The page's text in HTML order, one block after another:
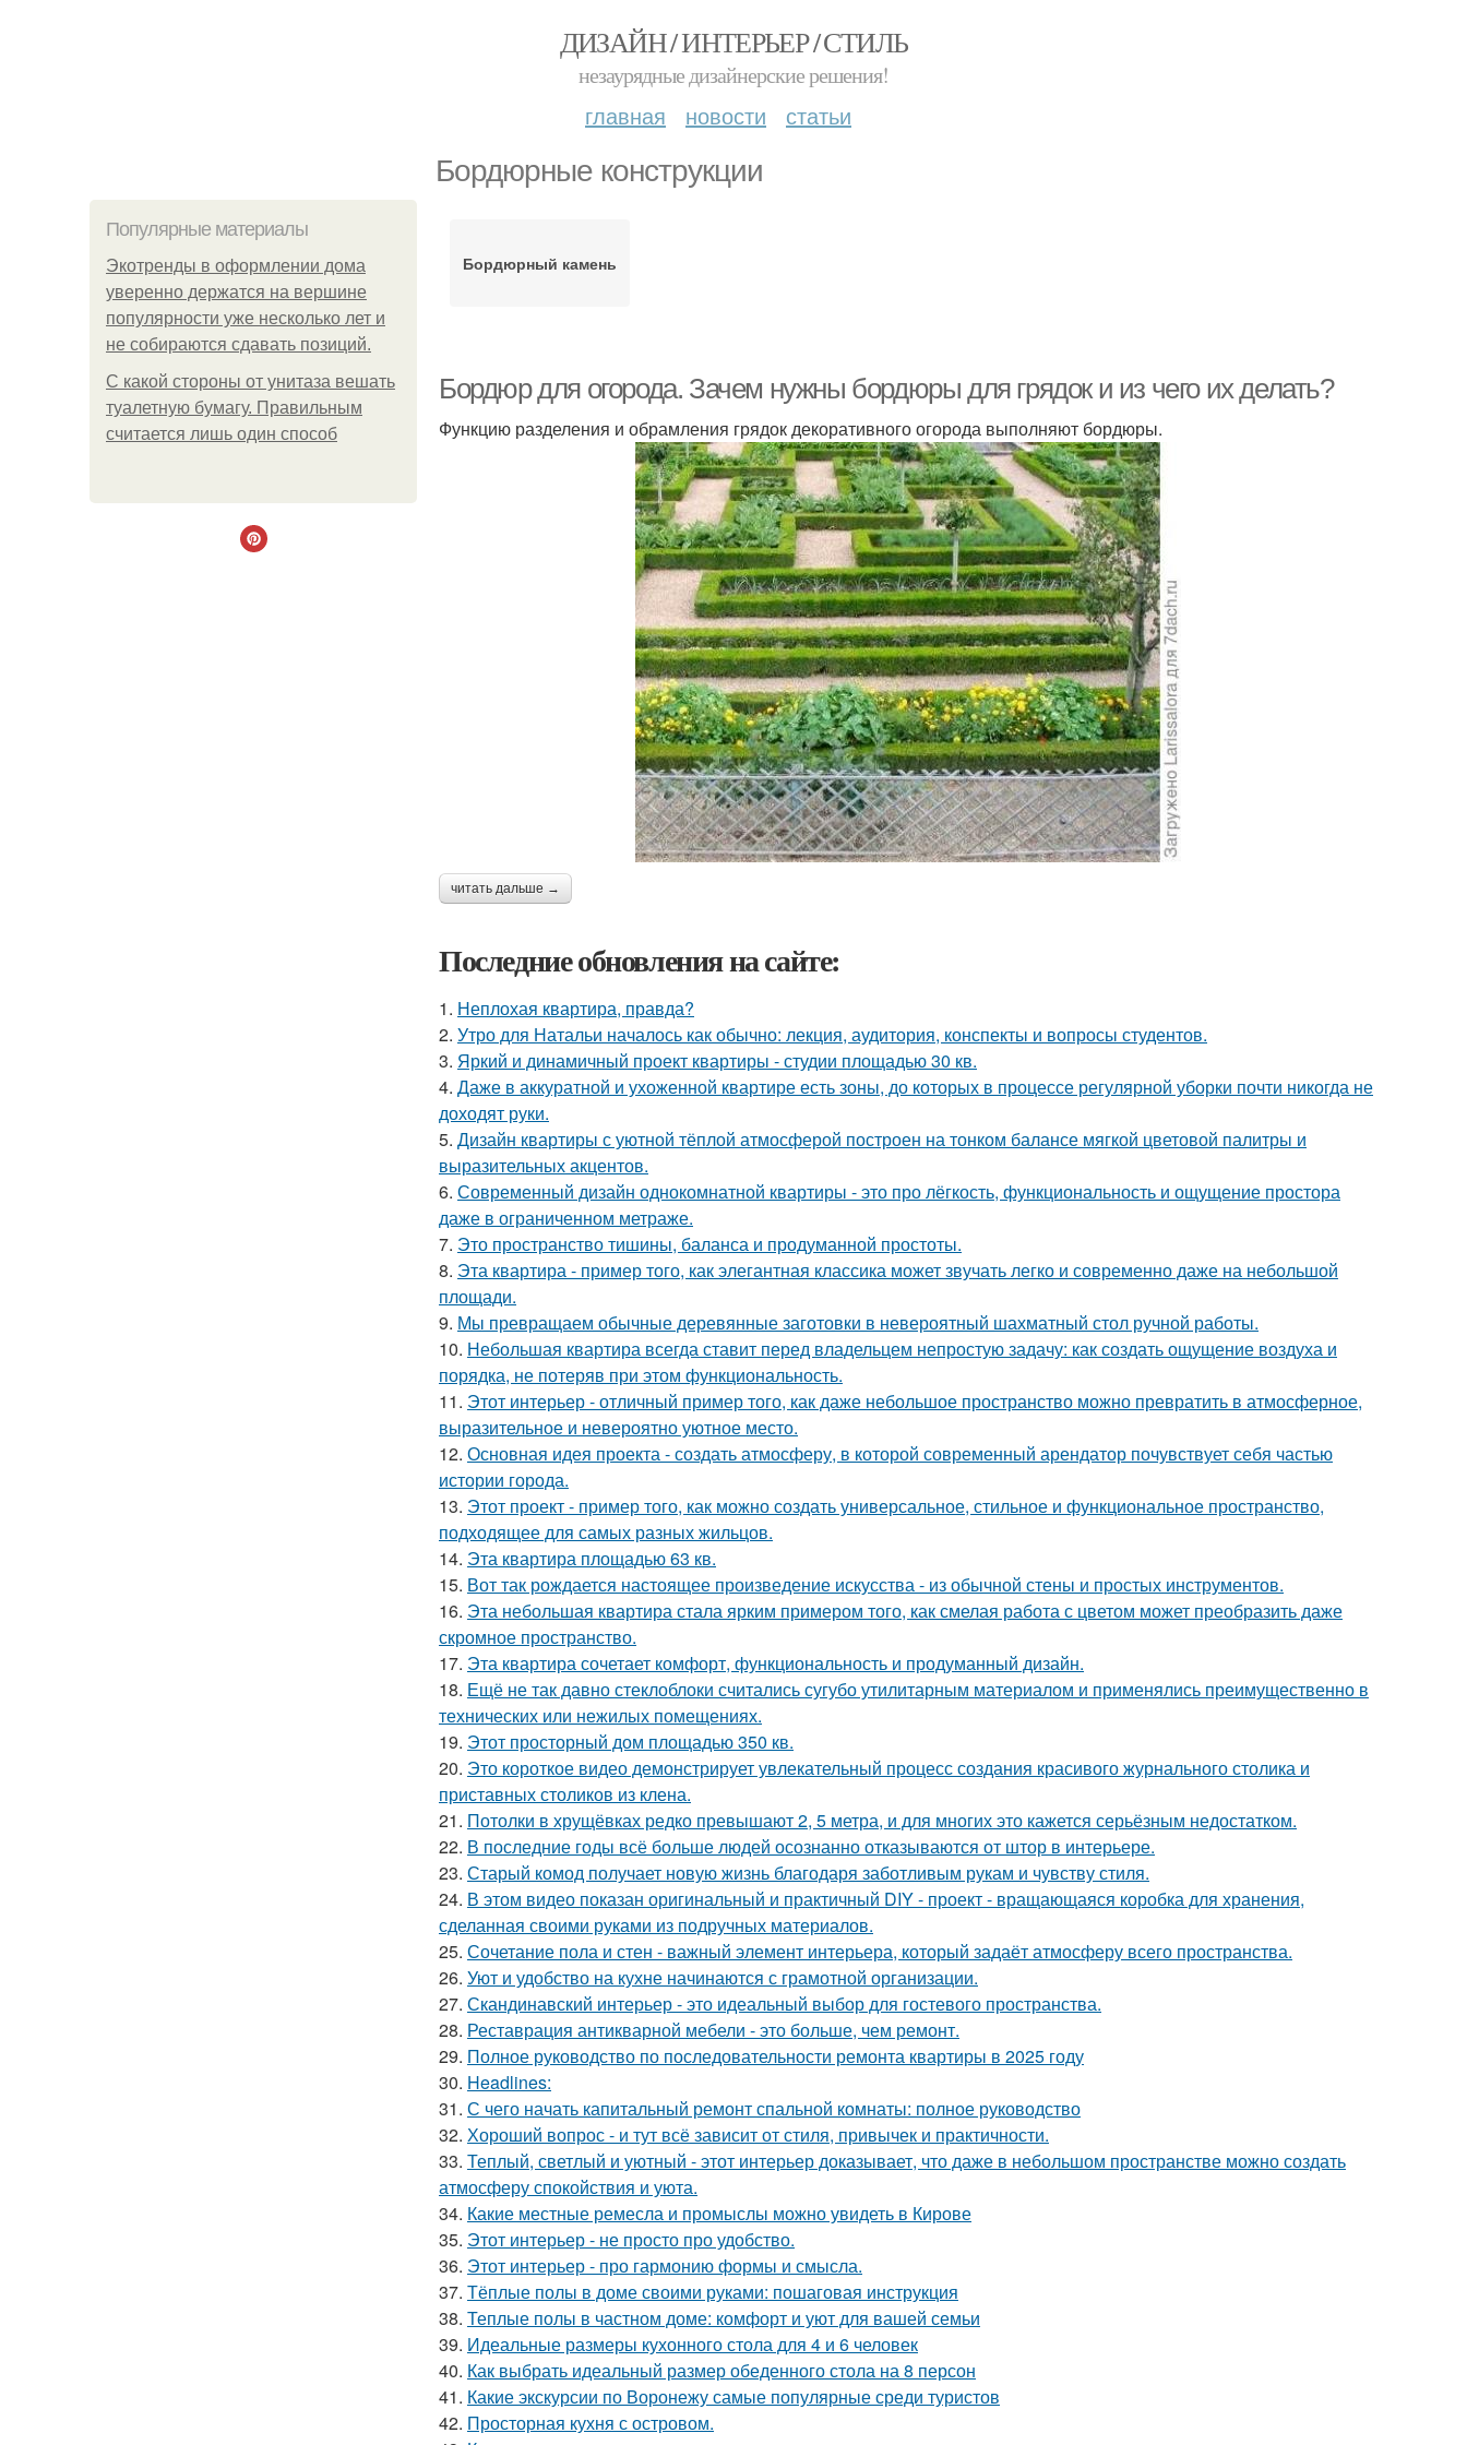
ДИЗАЙН / ИНТЕРЬЕР / СТИЛЬ
незаурядные дизайнерские решения!
главная новости статьи
Бордюрные конструкции
Популярные материалы
Экотренды в оформлении дома
уверенно держатся на вершине
популярности уже несколько лет и
не собираются сдавать позиций.
С какой стороны от унитаза вешать
туалетную бумагу. Правильным
считается лишь один способ
Бордюрный камень
Бордюр для огорода. Зачем нужны бордюры для грядок и из чего их делать?
Функцию разделения и обрамления грядок декоративного огорода выполняют бордюры.
читать дальше →
Последние обновления на сайте:
1. Неплохая квартира, правда?
2. Утро для Натальи началось как обычно: лекция, аудитория, конспекты и вопросы студентов.
3. Яркий и динамичный проект квартиры - студии площадью 30 кв.
4. Даже в аккуратной и ухоженной квартире есть зоны, до которых в процессе регулярной уборки почти никогда не
доходят руки.
5. Дизайн квартиры с уютной тёплой атмосферой построен на тонком балансе мягкой цветовой палитры и
выразительных акцентов.
6. Современный дизайн однокомнатной квартиры - это про лёгкость, функциональность и ощущение простора
даже в ограниченном метраже.
7. Это пространство тишины, баланса и продуманной простоты.
8. Эта квартира - пример того, как элегантная классика может звучать легко и современно даже на небольшой
площади.
9. Мы превращаем обычные деревянные заготовки в невероятный шахматный стол ручной работы.
10. Небольшая квартира всегда ставит перед владельцем непростую задачу: как создать ощущение воздуха и
порядка, не потеряв при этом функциональность.
11. Этот интерьер - отличный пример того, как даже небольшое пространство можно превратить в атмосферное,
выразительное и невероятно уютное место.
12. Основная идея проекта - создать атмосферу, в которой современный арендатор почувствует себя частью
истории города.
13. Этот проект - пример того, как можно создать универсальное, стильное и функциональное пространство,
подходящее для самых разных жильцов.
14. Эта квартира площадью 63 кв.
15. Вот так рождается настоящее произведение искусства - из обычной стены и простых инструментов.
16. Эта небольшая квартира стала ярким примером того, как смелая работа с цветом может преобразить даже
скромное пространство.
17. Эта квартира сочетает комфорт, функциональность и продуманный дизайн.
18. Ещё не так давно стеклоблоки считались сугубо утилитарным материалом и применялись преимущественно в
технических или нежилых помещениях.
19. Этот просторный дом площадью 350 кв.
20. Это короткое видео демонстрирует увлекательный процесс создания красивого журнального столика и
приставных столиков из клена.
21. Потолки в хрущёвках редко превышают 2, 5 метра, и для многих это кажется серьёзным недостатком.
22. В последние годы всё больше людей осознанно отказываются от штор в интерьере.
23. Старый комод получает новую жизнь благодаря заботливым рукам и чувству стиля.
24. В этом видео показан оригинальный и практичный DIY - проект - вращающаяся коробка для хранения,
сделанная своими руками из подручных материалов.
25. Сочетание пола и стен - важный элемент интерьера, который задаёт атмосферу всего пространства.
26. Уют и удобство на кухне начинаются с грамотной организации.
27. Скандинавский интерьер - это идеальный выбор для гостевого пространства.
28. Реставрация антикварной мебели - это больше, чем ремонт.
29. Полное руководство по последовательности ремонта квартиры в 2025 году
30. Headlines:
31. С чего начать капитальный ремонт спальной комнаты: полное руководство
32. Хороший вопрос - и тут всё зависит от стиля, привычек и практичности.
33. Теплый, светлый и уютный - этот интерьер доказывает, что даже в небольшом пространстве можно создать
атмосферу спокойствия и уюта.
34. Какие местные ремесла и промыслы можно увидеть в Кирове
35. Этот интерьер - не просто про удобство.
36. Этот интерьер - про гармонию формы и смысла.
37. Тёплые полы в доме своими руками: пошаговая инструкция
38. Теплые полы в частном доме: комфорт и уют для вашей семьи
39. Идеальные размеры кухонного стола для 4 и 6 человек
40. Как выбрать идеальный размер обеденного стола на 8 персон
41. Какие экскурсии по Воронежу самые популярные среди туристов
42. Просторная кухня с островом.